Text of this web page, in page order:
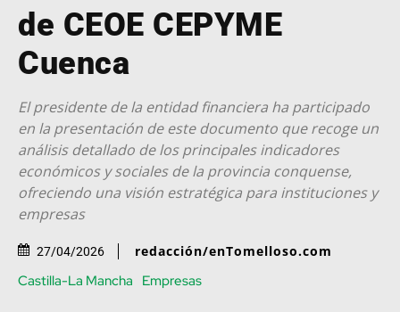
de CEOE CEPYME
Cuenca
El presidente de la entidad financiera ha participado
en la presentación de este documento que recoge un
análisis detallado de los principales indicadores
económicos y sociales de la provincia conquense,
ofreciendo una visión estratégica para instituciones y
empresas
27/04/2026 redacción/enTomelloso.com
Castilla-La Mancha Empresas